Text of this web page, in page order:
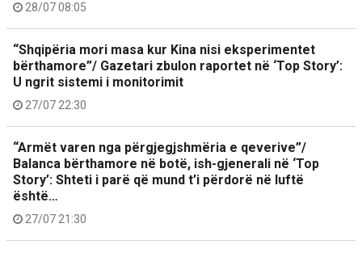
28/07 08:05
“Shqipëria mori masa kur Kina nisi eksperimentet
bërthamore”/ Gazetari zbulon raportet në ‘Top Story’:
U ngrit sistemi i monitorimit
27/07 22:30
“Armët varen nga përgjegjshmëria e qeverive”/
Balanca bërthamore në botë, ish-gjenerali në ‘Top
Story’: Shteti i parë që mund t’i përdorë në luftë
është…
27/07 21:30